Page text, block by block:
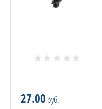
27.00 руб.